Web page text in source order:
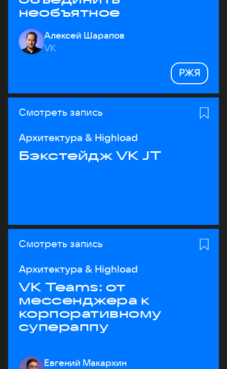
необъятное
Алексей Шарапов
VK
РЖЯ
Смотреть запись
Архитектура & Highload
Бэкстейдж VK JT
Смотреть запись
Архитектура & Highload
VK Teams: от
мессенджера к
корпоративному
супераппу
Евгений Макархин